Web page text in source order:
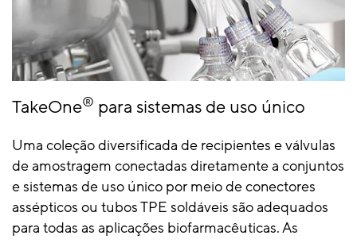
TakeOne® para sistemas de uso único
Uma coleção diversificada de recipientes e válvulas
de amostragem conectadas diretamente a conjuntos
e sistemas de uso único por meio de conectores
assépticos ou tubos TPE soldáveis são adequados
para todas as aplicações biofarmacêuticas. As